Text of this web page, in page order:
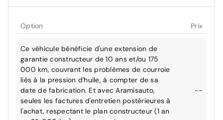
Option Prix
Ce véhicule bénéficie d'une extension de
garantie constructeur de 10 ans et/ou 175
000 km, couvrant les problèmes de courroie
liés à la pression d'huile, à compter de sa
date de fabrication. Et avec Aramisauto,
seules les factures d'entretien postérieures à
l'achat, respectant le plan constructeur (1 an
--